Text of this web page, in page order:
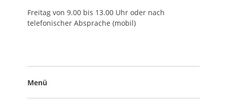
Freitag von 9.00 bis 13.00 Uhr oder nach
telefonischer Absprache (mobil)
Menü